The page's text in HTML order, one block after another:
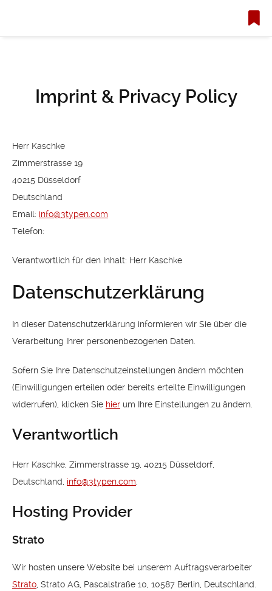
Imprint & Privacy Policy
Herr Kaschke
Zimmerstrasse 19
40215 Düsseldorf
Deutschland
Email: info@3typen.com
Telefon:
Verantwortlich für den Inhalt: Herr Kaschke
Datenschutzerklärung
In dieser Datenschutzerklärung informieren wir Sie über die
Verarbeitung Ihrer personenbezogenen Daten.
Sofern Sie Ihre Datenschutzeinstellungen ändern möchten
(Einwilligungen erteilen oder bereits erteilte Einwilligungen
widerrufen), klicken Sie hier um Ihre Einstellungen zu ändern.
Verantwortlich
Herr Kaschke, Zimmerstrasse 19, 40215 Düsseldorf,
Deutschland, info@3typen.com
Hosting Provider
Strato
Wir hosten unsere Website bei unserem Auftragsverarbeiter
Strato , Strato AG, Pascalstraße 10, 10587 Berlin, Deutschland.